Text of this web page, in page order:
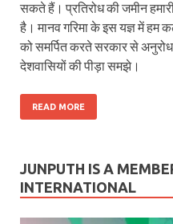
सकते हैं। प्रतिरोध की जमीन
है। मानव गरिमा के इस यज्ञ में हम
को समर्पित करते सरकार से
देशवासियों की पीड़ा समझे।
READ MORE
JUNPUTH IS A
INTERNATIONAL